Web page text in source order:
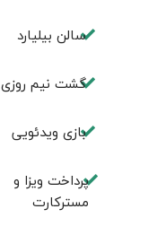
سالن بيليارد
گشت نیم روزی
بازی ویدئویی
پرداخت ویزا و
مسترکارت